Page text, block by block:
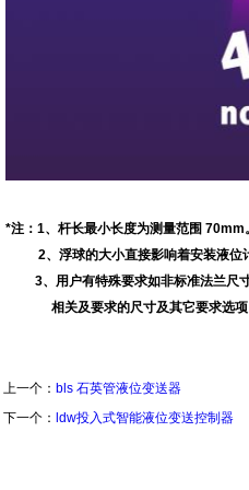
*注：1、杆长最小长度为测量范围 70mm
2、浮球的大小直接影响着安装液位
3、用户有特殊要求如非标准法兰尺寸
相关及要求的尺寸及其它要求选
上一个： bls 石英管液位变送器
下一个： ldw投入式智能液位变送控制器